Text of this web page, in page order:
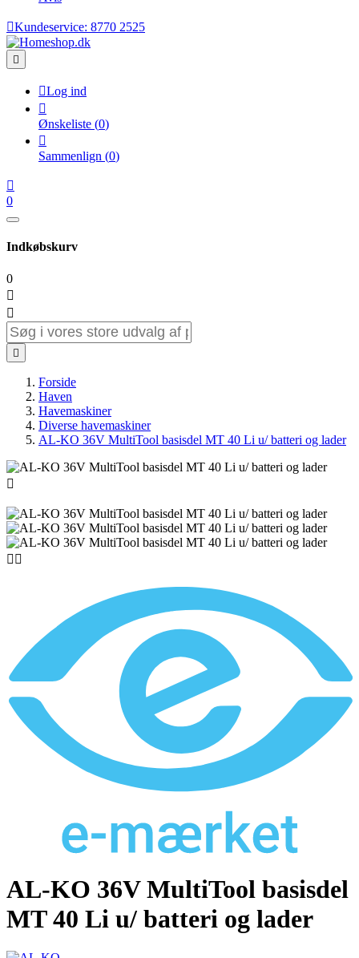
Kundeservice: 8770 2525

Log ind

Ønskeliste (0)

Sammenlign (0)

0
Indkøbskurv
0



Forside
Haven
Havemaskiner
Diverse havemaskiner
AL-KO 36V MultiTool basisdel MT 40 Li u/ batteri og lader

 
AL-KO 36V MultiTool basisdel
MT 40 Li u/ batteri og lader